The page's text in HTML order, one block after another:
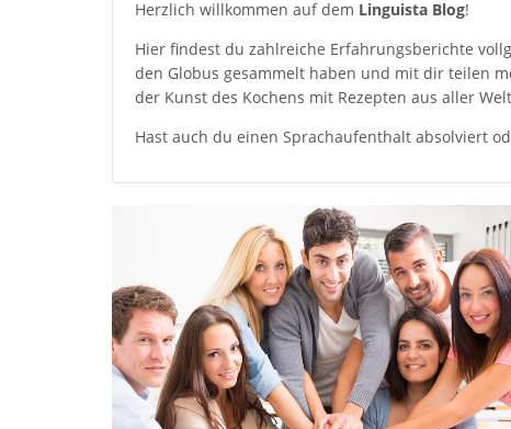
Herzlich willkommen auf dem Linguista Blog!
Hier findest du zahlreiche Erfahrungsberichte
den Globus gesammelt haben und mit dir teilen
der Kunst des Kochens mit Rezepten aus aller
Hast auch du einen Sprachaufenthalt absolviert